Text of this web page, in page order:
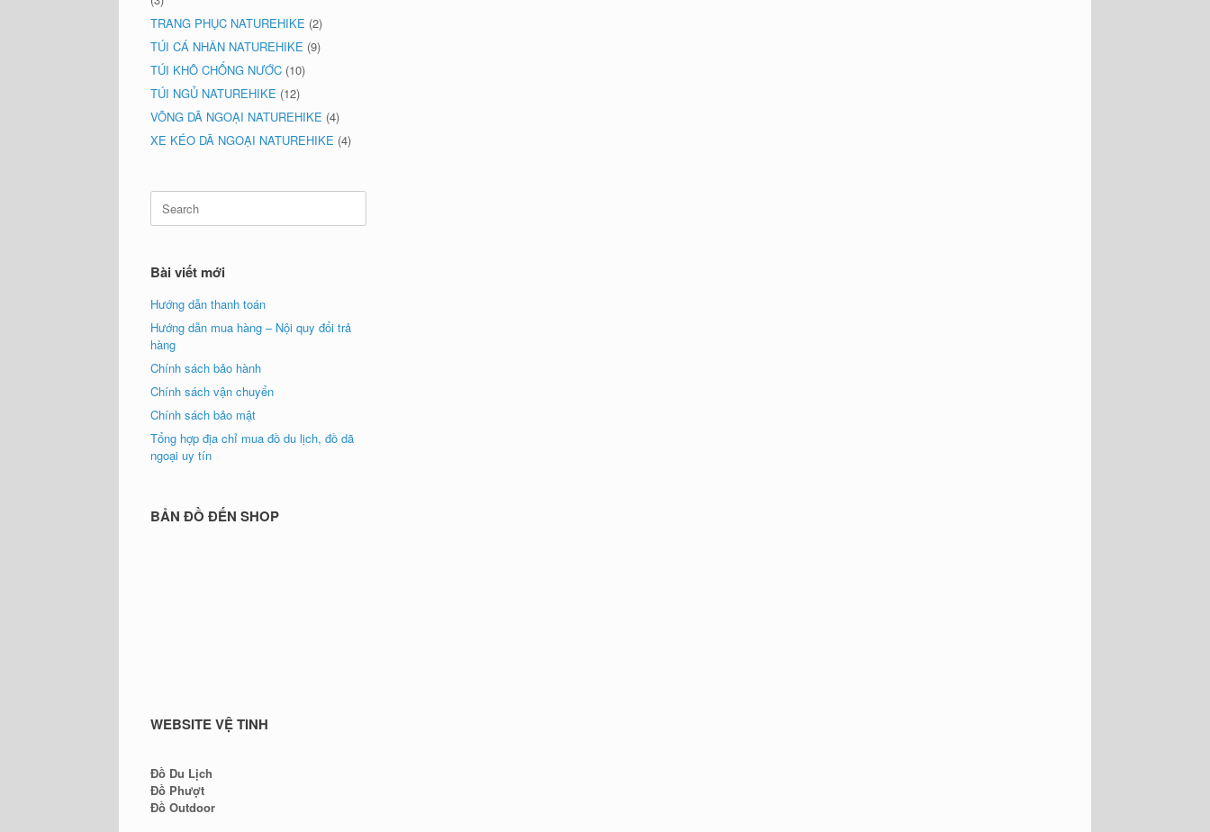
TRANG PHỤC NATUREHIKE (2)
TÚI CÁ NHÂN NATUREHIKE (9)
TÚI KHÔ CHỐNG NƯỚC (10)
TÚI NGỦ NATUREHIKE (12)
VÕNG DÃ NGOẠI NATUREHIKE (4)
XE KÉO DÃ NGOẠI NATUREHIKE (4)
Search
for:
Bài viết mới
Hướng dẫn thanh toán
Hướng dẫn mua hàng – Nội quy đổi trả
hàng
Chính sách bảo hành
Chính sách vận chuyển
Chính sách bảo mật
Tổng hợp địa chỉ mua đồ du lịch, đồ dã
ngoại uy tín
BẢN ĐỒ ĐẾN SHOP
WEBSITE VỆ TINH
Đồ Du Lịch
Đồ Phượt
Đồ Outdoor